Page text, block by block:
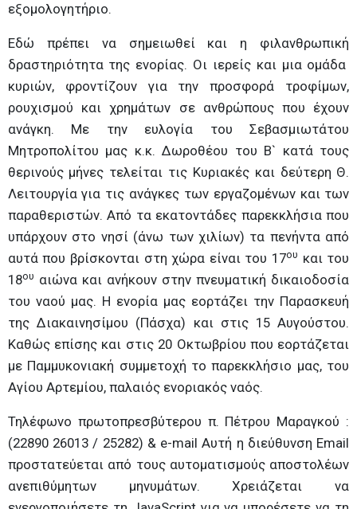
εξομολογητήριο.
Εδώ πρέπει να σημειωθεί και η φιλανθρωπική
δραστηριότητα της ενορίας. Οι ιερείς και μια ομάδα
κυριών, φροντίζουν για την προσφορά τροφίμων,
ρουχισμού και χρημάτων σε ανθρώπους που έχουν
ανάγκη. Με την ευλογία του Σεβασμιωτάτου
Μητροπολίτου μας κ.κ. Δωροθέου του Β` κατά τους
θερινούς μήνες τελείται τις Κυριακές και δεύτερη Θ.
Λειτουργία για τις ανάγκες των εργαζομένων και των
παραθεριστών. Από τα εκατοντάδες παρεκκλήσια που
υπάρχουν στο νησί (άνω των χιλίων) τα πενήντα από
αυτά που βρίσκονται στη χώρα είναι του 17ου και του
18ου αιώνα και ανήκουν στην πνευματική δικαιοδοσία
του ναού μας. Η ενορία μας εορτάζει την Παρασκευή
της Διακαινησίμου (Πάσχα) και στις 15 Αυγούστου.
Καθώς επίσης και στις 20 Οκτωβρίου που εορτάζεται
με Παμμυκονιακή συμμετοχή το παρεκκλήσιο μας, του
Αγίου Αρτεμίου, παλαιός ενοριακός ναός.
Τηλέφωνο πρωτοπρεσβύτερου π. Πέτρου Μαραγκού :
(22890 26013 / 25282) & e-mailΑυτή η διεύθυνση Email
προστατεύεται από τους αυτοματισμούς αποστολέων
ανεπιθύμητων μηνυμάτων. Χρειάζεται να